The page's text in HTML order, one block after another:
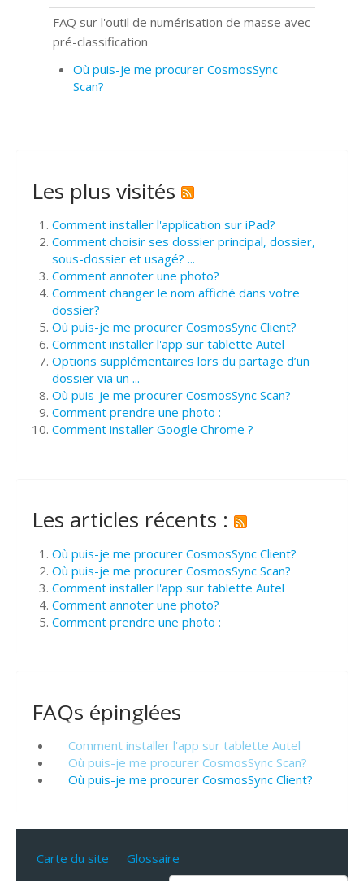
FAQ sur l'outil de numérisation de masse avec
pré-classification
Où puis-je me procurer CosmosSync
Scan?
Les plus visités
Comment installer l'application sur iPad?
Comment choisir ses dossier principal, dossier,
sous-dossier et usagé? ...
Comment annoter une photo?
Comment changer le nom affiché dans votre
dossier?
Où puis-je me procurer CosmosSync Client?
Comment installer l'app sur tablette Autel
Options supplémentaires lors du partage d’un
dossier via un ...
Où puis-je me procurer CosmosSync Scan?
Comment prendre une photo :
Comment installer Google Chrome ?
Les articles récents :
Où puis-je me procurer CosmosSync Client?
Où puis-je me procurer CosmosSync Scan?
Comment installer l'app sur tablette Autel
Comment annoter une photo?
Comment prendre une photo :
FAQs épinglées
Comment installer l'app sur tablette Autel
Où puis-je me procurer CosmosSync Scan?
Où puis-je me procurer CosmosSync Client?
Carte du site Glossaire